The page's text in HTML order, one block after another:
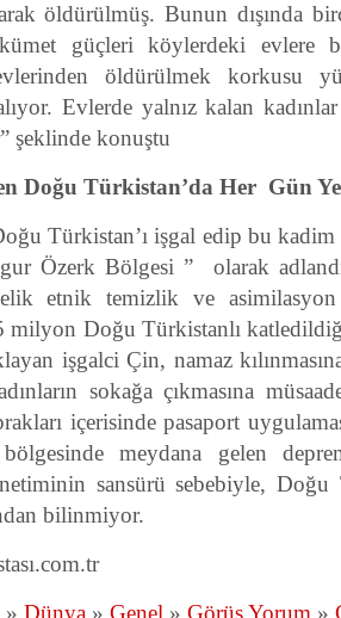
öldürülmüş. Bunun dışında
güçleri köylerdeki evlere
öldürülmek korkusu
Evlerde yalnız kalan
şeklinde konuştu
Doğu Türkistan’da Her Gün
Türkistan’ı işgal edip bu
Özerk Bölgesi ” olarak
etnik temizlik ve asimilasyon
milyon Doğu Türkistanlı
işgalci Çin, namaz
sokağa çıkmasına
içerisinde pasaport
meydana gelen
sansürü sebebiyle, Doğu
bilinmiyor.
» Dünya » Genel » Görüş Yorum »